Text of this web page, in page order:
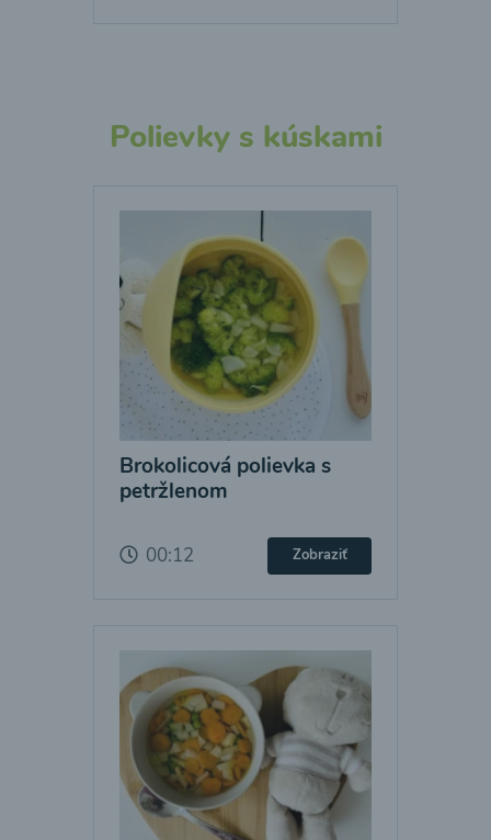
Polievky s kúskami
Brokolicová polievka s
petržlenom
00:12 Zobraziť